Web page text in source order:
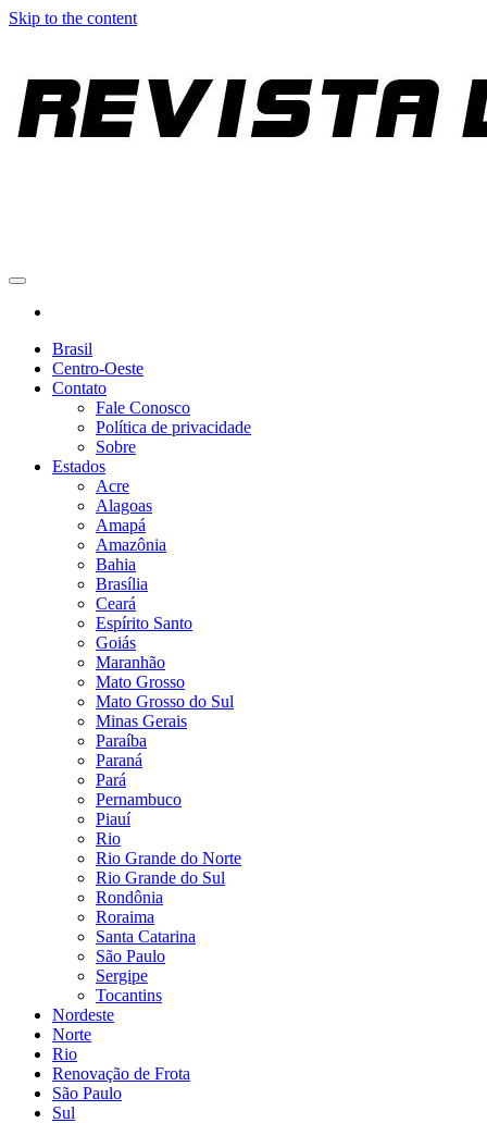
Skip to the content
Brasil
Centro-Oeste
Contato
Fale Conosco
Política de privacidade
Sobre
Estados
Acre
Alagoas
Amapá
Amazônia
Bahia
Brasília
Ceará
Espírito Santo
Goiás
Maranhão
Mato Grosso
Mato Grosso do Sul
Minas Gerais
Paraíba
Paraná
Pará
Pernambuco
Piauí
Rio
Rio Grande do Norte
Rio Grande do Sul
Rondônia
Roraima
Santa Catarina
São Paulo
Sergipe
Tocantins
Nordeste
Norte
Rio
Renovação de Frota
São Paulo
Sul